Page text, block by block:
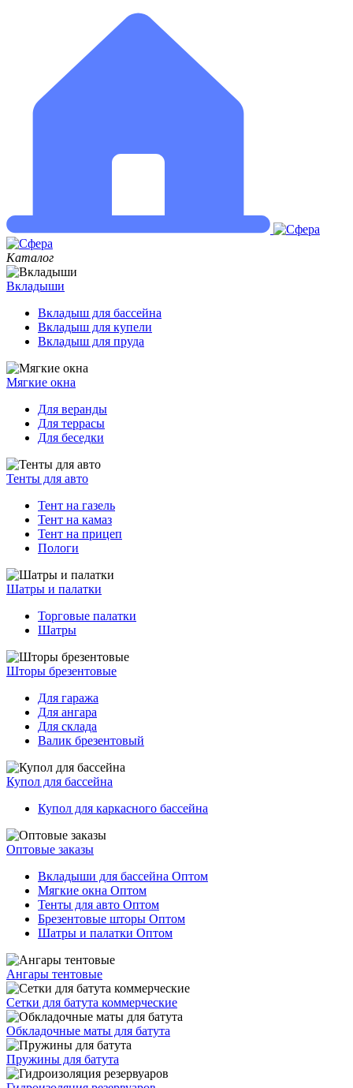
Каталог
Вкладыши
Вкладыш для бассейна
Вкладыш для купели
Вкладыш для пруда
Мягкие окна
Для веранды
Для террасы
Для беседки
Тенты для авто
Тент на газель
Тент на камаз
Тент на прицеп
Пологи
Шатры и палатки
Торговые палатки
Шатры
Шторы брезентовые
Для гаража
Для ангара
Для склада
Валик брезентовый
Купол для бассейна
Купол для каркасного бассейна
Оптовые заказы
Вкладыши для бассейна Оптом
Мягкие окна Оптом
Тенты для авто Оптом
Брезентовые шторы Оптом
Шатры и палатки Оптом
Ангары тентовые
Сетки для батута коммерческие
Обкладочные маты для батута
Пружины для батута